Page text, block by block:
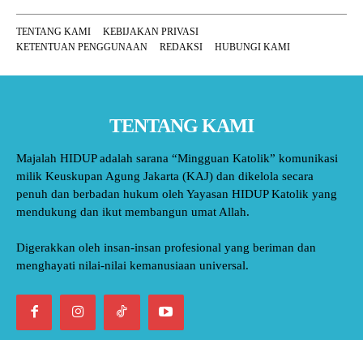
TENTANG KAMI
KEBIJAKAN PRIVASI
KETENTUAN PENGGUNAAN
REDAKSI HUBUNGI KAMI
TENTANG KAMI
Majalah HIDUP adalah sarana “Mingguan Katolik” komunikasi
milik Keuskupan Agung Jakarta (KAJ) dan dikelola secara
penuh dan berbadan hukum oleh Yayasan HIDUP Katolik yang
mendukung dan ikut membangun umat Allah.
Digerakkan oleh insan-insan profesional yang beriman dan
menghayati nilai-nilai kemanusiaan universal.